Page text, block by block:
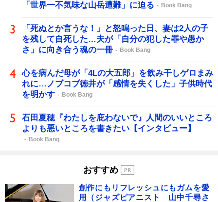
「世界一不気味な山岳遭難」に迫る
Book Bang
「死ぬとか言うな！」と怒鳴った日、妻は2人の子
を残して自死した…夫が「自分の犯した罪や愚か
さ」に向き合う魂の一冊
Book Bang
心を病んだ母が「4Lの大五郎」を飲み干しゲロまみ
れに…ノブコブ徳井が「感情を失くした」子供時代
を明かす
Book Bang
石田夏穂『わたしを庇わないで』人間のいいところ
よりも悪いところを書きたい【インタビュー】
Book Bang
おすすめ
創作にもリフレッシュにもガムを愛
用（ジャズピアニスト 山中千尋さ